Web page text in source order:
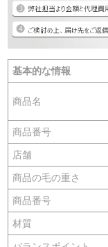
基本的な情報
商品名
商品番号
店舗
商品の毛の重さ
商品番号
材質